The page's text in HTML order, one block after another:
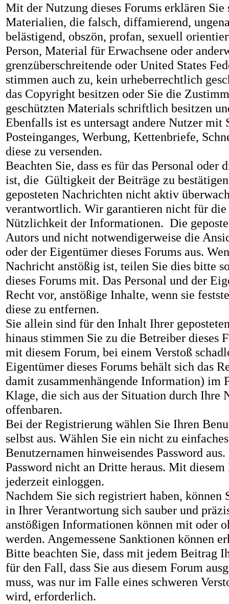
Mit der Nutzung dieses Forums erklären Sie
Materialien, die falsch, diffamierend,
belästigend, obszön, profan, sexuell
Person, Material für Erwachsene oder
grenzüberschreitende oder United States
stimmen auch zu, kein urheberrechtlich
das Copyright besitzen oder Sie die
geschützten Materials schriftlich besitzen
Ebenfalls ist es untersagt andere Nutzer mit
Posteinganges, Werbung, Kettenbriefe,
diese zu versenden.
Beachten Sie, dass es für das Personal
ist, die Gültigkeit der Beiträge zu
geposteten Nachrichten nicht aktiv
verantwortlich. Wir garantieren nicht für
Nützlichkeit der Informationen. Die
Autors und nicht notwendigerweise die
oder der Eigentümer dieses Forums aus.
Nachricht anstößig ist, teilen Sie dies bitte
dieses Forums mit. Das Personal und der
Recht vor, anstößige Inhalte, wenn sie
diese zu entfernen.
Sie allein sind für den Inhalt Ihrer
hinaus stimmen Sie zu die Betreiber dieses
mit diesem Forum, bei einem Verstoß
Eigentümer dieses Forums behält sich das
damit zusammenhängende Information) im
Klage, die sich aus der Situation durch Ihre
offenbaren.
Bei der Registrierung wählen Sie Ihren
selbst aus. Wählen Sie ein nicht zu
Benutzernamen hinweisendes Password
Password nicht an Dritte heraus. Mit
jederzeit einloggen.
Nachdem Sie sich registriert haben,
in Ihrer Verantwortung sich sauber und
anstößigen Informationen können mit oder
werden. Angemessene Sanktionen können
Bitte beachten Sie, dass mit jedem Beitrag
für den Fall, dass Sie aus diesem Forum
muss, was nur im Falle eines schweren
wird, erforderlich.